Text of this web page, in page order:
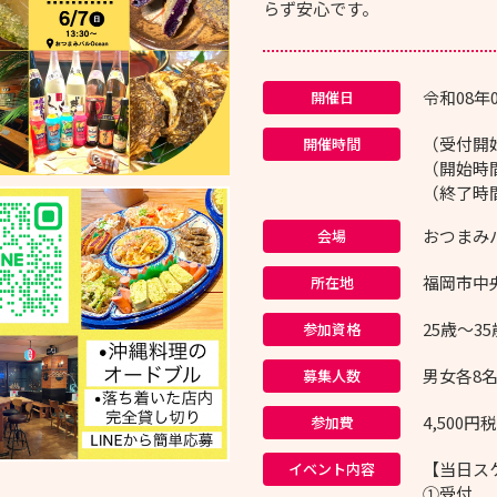
らず安心です。
開催日 令和08年
開催時間
（受付
（開始
（終了
会場 おつまみ
所在地 福岡市中
参加資格 25歳～
募集人数 男女各8
参加費 4,500円
イベント内容
【当日